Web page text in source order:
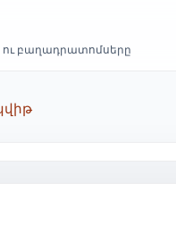
բաղադրատոմսերը